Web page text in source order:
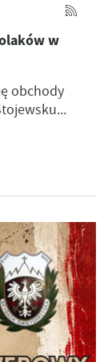
w
obchody